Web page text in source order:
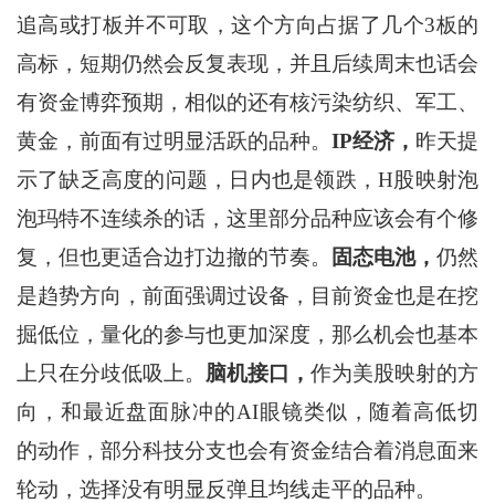
追高或打板并不可取，这个方向占据了几个3板的
高标，短期仍然会反复表现，并且后续周末也话会
有资金博弈预期，相似的还有核污染纺织、军工、
黄金，前面有过明显活跃的品种。IP经济， 昨天提
示了缺乏高度的问题，日内也是领跌，H股映射泡
泡玛特不连续杀的话，这里部分品种应该会有个修
复，但也更适合边打边撤的节奏。
固态电池，仍然
是趋势方向，前面强调过设备，目前资金也是在挖
掘低位，量化的参与也更加深度，那么机会也基本
上只在分歧低吸上。 脑机接口，作为美股映射的方
向，和最近盘面脉冲的AI眼镜类似，随着高低切
的动作，部分科技分支也会有资金结合着消息面来
轮动，选择没有明显反弹且均线走平的品种。